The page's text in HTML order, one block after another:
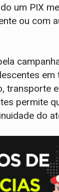
um PIX
ou com
transporte
permite
do